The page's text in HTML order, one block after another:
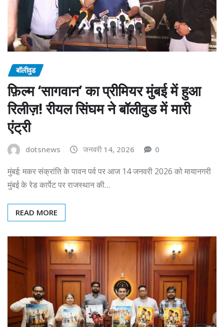
बॉलीवुड
फ़िल्म ‘सागवान’ का प्रीमियर मुंबई में हुआ
रिलीज़! रीयल सिंघम ने बॉलीवुड में मारी
एंट्री
dotsnews जनवरी 14, 2026 0
मुंबई: मकर संक्रांति के पावन पर्व पर आज 14 जनवरी 2026 को मायानगरी
मुंबई के रेड कार्पेट पर राजस्थान की…
READ MORE